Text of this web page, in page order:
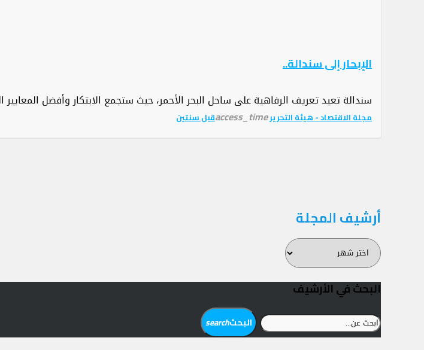
الإبحار إلى سندالة..
سندالة تعيد تعريف الرفاهية على ساحل البحر الأحمر، حيث ستجمع الابتكار وأفضل
مجلة الاقتصاد - هيئة التحريرaccess_timeقبل سنتين
أرشيف المجلة
أرشيف
المجلة
البحث في الأرشيف
ابحث
عن:
البحثsearch